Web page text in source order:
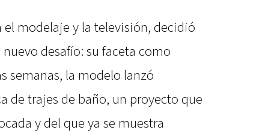
modelaje y la televisión, decidió
desafío: su faceta como
semanas, la modelo lanzó
de trajes de baño, un proyecto que
y del que ya se muestra